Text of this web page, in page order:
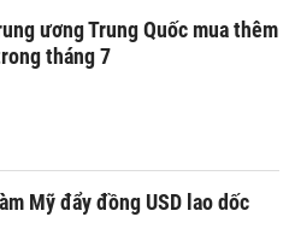
ương Trung Quốc mua thêm
tháng 7
Mỹ đẩy đồng USD lao dốc